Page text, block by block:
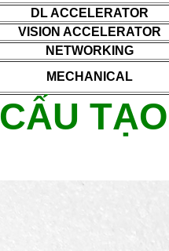
DL ACCELERATOR
VISION ACCELERATOR
NETWORKING
MECHANICAL
CẤU